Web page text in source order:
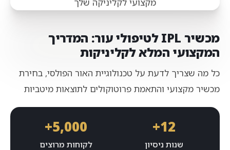
מכשיר IPL לטיפולי עור: המדריך
המקצועי המלא לקליניקות
כל מה שצריך לדעת על טכנולוגיית האור הפולסי, בחירת
מכשיר מקצועי והתאמת פרוטוקולים לתוצאות מיטביות
12+
שנות ניסיון
5,000+
לקוחות מרוצים